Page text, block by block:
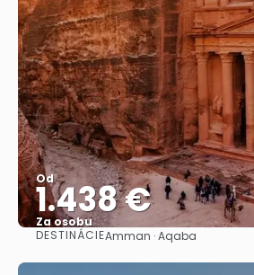
Od
1.438 €
Za osobu
Pozrieť sa
DESTINÁCIEAmman · Aqaba